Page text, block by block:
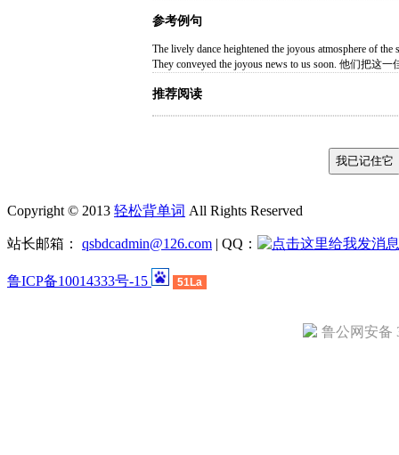
参考例句
The lively dance heightened the joyous atmosphere of
They conveyed the joyous news to us soon. 他们把这
推荐阅读
Copyright © 2013 轻松背单词 All Rights Reserved
站长邮箱： qsbdcadmin@126.com | QQ：
鲁ICP备10014333号-15 51La
鲁公网安备